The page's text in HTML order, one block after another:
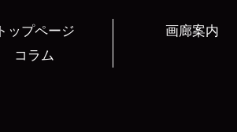
トップページ 画廊案内
コラム